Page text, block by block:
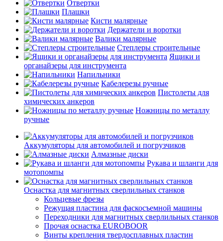
Отвертки
Плашки
Кисти малярные
Держатели и воротки
Валики малярные
Степлеры строительные
Ящики и
органайзеры для инструмента
Напильники
Кабелерезы ручные
Пистолеты для
химических анкеров
Ножницы по металлу
ручные
Аккумуляторы для автомобилей и погрузчиков
Алмазные диски
Рукава и шланги для
мотопомпы
Оснастка для магнитных сверлильных станков
Кольцевые фрезы
Режущая пластина для фаскосъемной машины
Переходники для магнитных сверлильных станков
Прочая оснастка EUROBOOR
Винты крепления твердосплавных пластин